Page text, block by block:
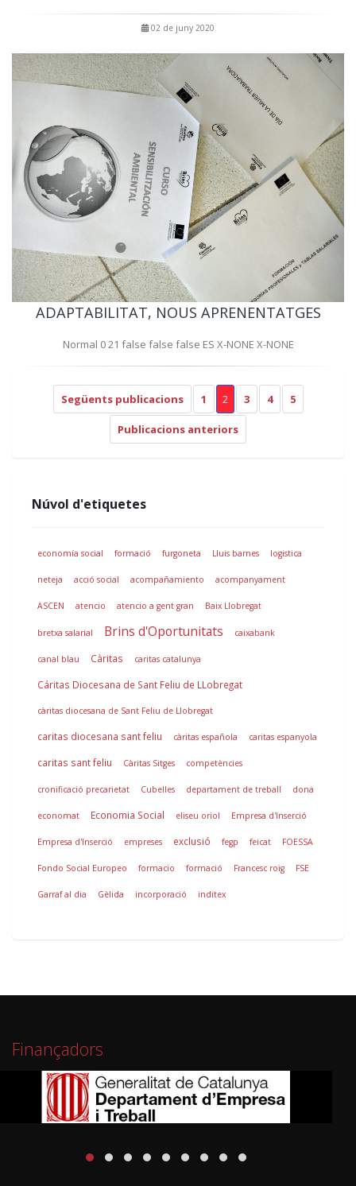
02 de juny 2020
ADAPTABILITAT, NOUS APRENENTATGES
Normal 0 21 false false false ES X-NONE X-NONE
Següents publicacions 1 2 3 4 5
Publicacions anteriors
Núvol d'etiquetes
economía social formació furgoneta Lluis barnes logistica
neteja acció social acompañamiento acompanyament
ASCEN atencio atencio a gent gran Baix Llobregat
bretxa salarial Brins d'Oportunitats caixabank
canal blau Càritas caritas catalunya
Cáritas Diocesana de Sant Feliu de LLobregat
càritas diocesana de Sant Feliu de Llobregat
caritas diocesana sant feliu càritas española caritas espanyola
caritas sant feliu Càritas Sitges competències
cronificació precarietat Cubelles departament de treball dona
economat Economia Social eliseu oriol Empresa d'Inserció
Empresa d'Inserció empreses exclusió fegp feicat FOESSA
Fondo Social Europeo formacio formació Francesc roig FSE
Garraf al dia Gèlida incorporació inditex
Finançadors